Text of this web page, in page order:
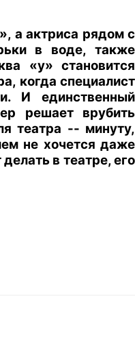
а актриса рядом с
в воде, также
«у» становится
когда специалист
И единственный
решает врубить
театра -- минуту,
не хочется даже
в театре, его